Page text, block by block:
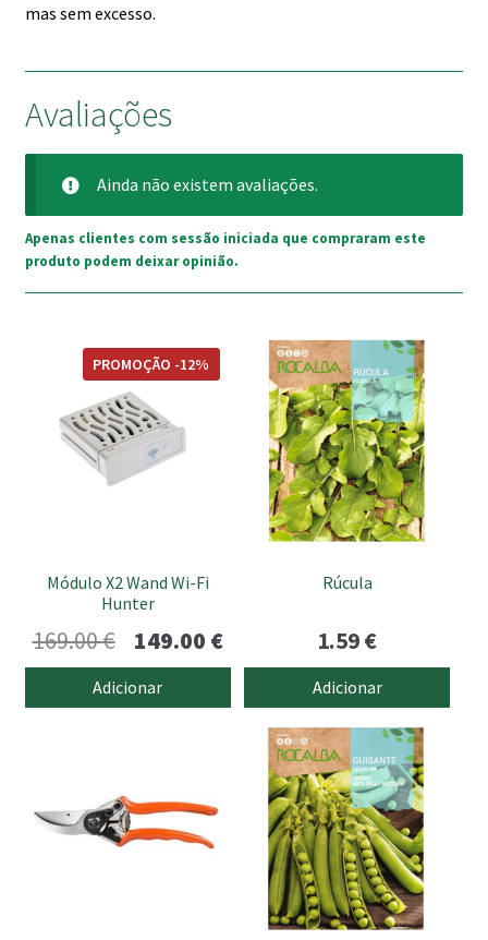
mas sem excesso.
Avaliações
Ainda não existem avaliações.
Apenas clientes com sessão iniciada que compraram este
produto podem deixar opinião.
Módulo X2 Wand Wi-Fi
Hunter
PROMOÇÃO -12%
169.00€
preço
original
169.00 €.
149.00 €O
preço
atual
149.00 €.
Adicionar
Rúcula
1.59€
Adicionar